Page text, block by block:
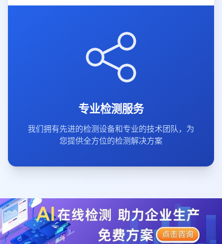
专业检测服务
我们拥有先进的检测设备和专业的技术团队，为
您提供全方位的检测解决方案